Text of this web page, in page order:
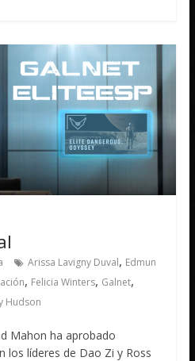
Arissa Lavigny Duval, Edmun
, Felicia Winters, Galnet,
Hudson
Mahon ha aprobado
los líderes de Dao Zi y Ross